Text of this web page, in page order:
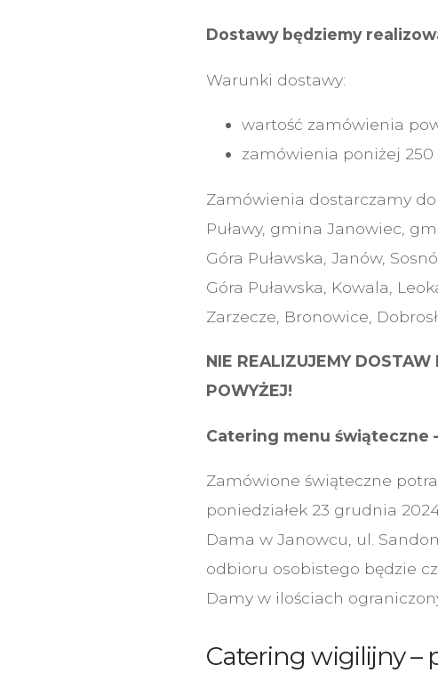
Dostawy będziemy
Warunki dostawy:
wartość zamówienia
zamówienia poniżej 250
Zamówienia dostarczamy
Puławy, gmina Janowiec,
Góra Puławska, Janów,
Góra Puławska, Kowala,
Zarzecze, Bronowice,
NIE REALIZUJEMY
POWYŻEJ!
Catering menu świąteczne
Zamówione świąteczne
poniedziałek 23 grudnia
Dama w Janowcu, ul.
odbioru osobistego będzie
Damy w ilościach
Catering wigilijny –